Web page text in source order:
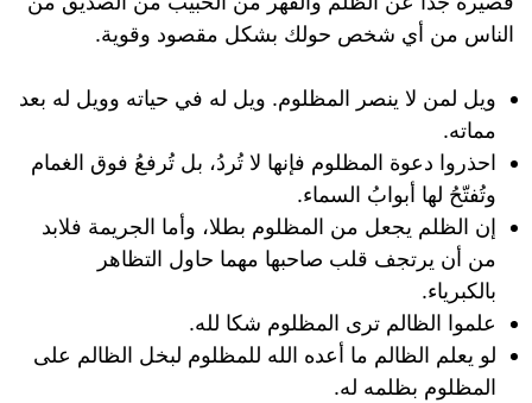
الناس من أي شخص حولك بشكل مقصود وقوية.
ويل لمن لا ينصر المظلوم. ويل له في حياته وويل له بعد
مماته.
احذروا دعوة المظلوم فإنها لا تُردُ، بل تُرفعُ فوق الغمام
وتُفتّحُ لها أبوابُ السماء.
إن الظلم يجعل من المظلوم بطلا، وأما الجريمة فلابد
من أن يرتجف قلب صاحبها مهما حاول التظاهر
بالكبرياء.
علموا الظالم ترى المظلوم شكا لله.
لو يعلم الظالم ما أعده الله للمظلوم لبخل الظالم على
المظلوم بظلمه له.